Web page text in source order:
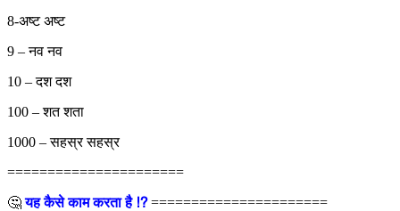
8-अष्ट अष्ट
9 – नव नव
10 – दश दश
100 – शत शता
1000 – सहस्र सहस्र
======================
🤔यह कैसे काम करता है ⁉======================